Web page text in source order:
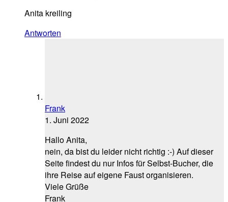
Anita kreiling
Antworten
Frank
1. Juni 2022
Hallo Anita,
nein, da bist du leider nicht richtig :-) Auf dieser
Seite findest du nur Infos für Selbst-Bucher, die
ihre Reise auf eigene Faust organisieren.
Viele Grüße
Frank